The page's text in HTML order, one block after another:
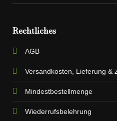
Rechtliches
AGB
Versandkosten, Lieferung &
Mindestbestellmenge
Wiederrufsbelehrung